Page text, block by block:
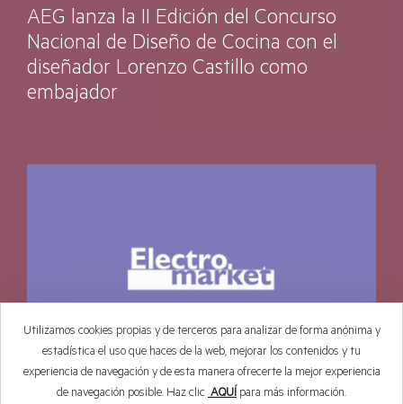
AEG lanza la II Edición del Concurso
Nacional de Diseño de Cocina con el
diseñador Lorenzo Castillo como
embajador
Utilizamos cookies propias y de terceros para analizar de forma anónima y
estadística el uso que haces de la web, mejorar los contenidos y tu
experiencia de navegación y de esta manera ofrecerte la mejor experiencia
de navegación posible. Haz clic AQUÍpara más información.